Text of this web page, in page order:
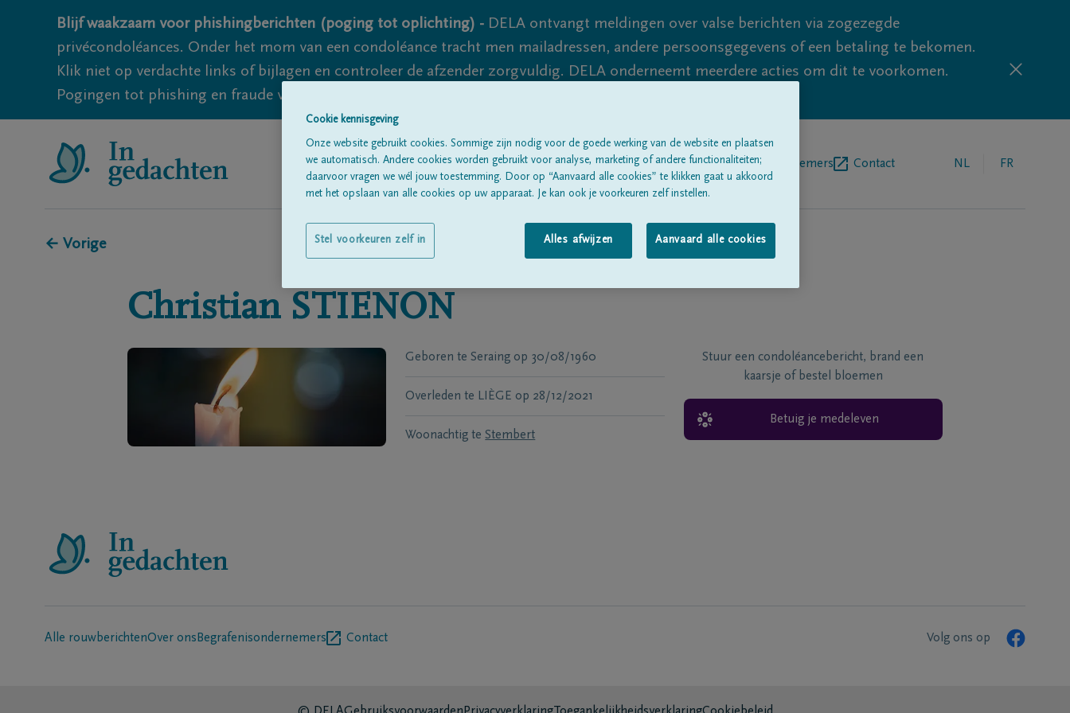
Blijf waakzaam voor phishingberichten (poging tot oplichting) - DELA ontvangt meldingen over valse berichten via zogezegde
privécondoléances. Onder het mom van een condoléance tracht men mailadressen, andere persoonsgegevens of een betaling te bekomen.
Klik niet op verdachte links of bijlagen en controleer de afzender zorgvuldig. DELA onderneemt meerdere acties om dit te voorkomen.
Pogingen tot phishing en fraude vallen echter nooit volledig uit te sluiten, dus blijf waakzaam.
Alle rouwberichten Over onsBegrafenisondernemers Contact NL FR
← Vorige
Christian STIENON
Geboren te Seraing op 30/08/1960
Overleden te LIÈGE op 28/12/2021
Woonachtig te Stembert
Stuur een condoléancebericht, brand een
kaarsje of bestel bloemen
Betuig je medeleven
Alle rouwberichtenOver ons Begrafenisondernemers Contact Volg ons op
Cookie kennisgeving
Onze website gebruikt cookies. Sommige zijn nodig voor de goede werking van de website en plaatsen
we automatisch. Andere cookies worden gebruikt voor analyse, marketing of andere functionaliteiten;
daarvoor vragen we wél jouw toestemming. Door op “Aanvaard alle cookies” te klikken gaat u akkoord
met het opslaan van alle cookies op uw apparaat. Je kan ook je voorkeuren zelf instellen.
Alles afwijzen Aanvaard alle cookies
Stel voorkeuren zelf in